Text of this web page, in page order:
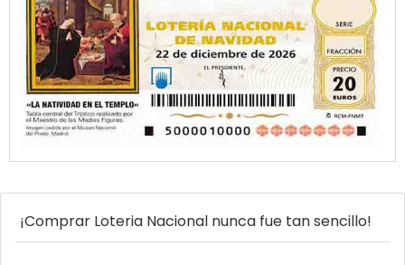
¡Comprar Loteria Nacional nunca fue tan sencillo!